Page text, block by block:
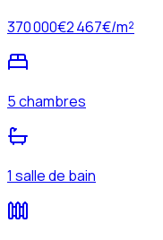
370 000€2 467€/m²
5 chambres
1 salle de bain